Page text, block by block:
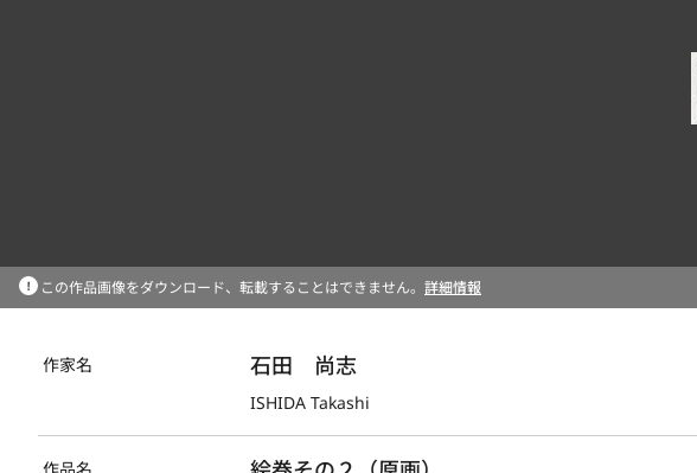
この作品画像をダウンロード、転載することはできません。 詳細情報
作家名 石田　尚志
ISHIDA Takashi
作品名